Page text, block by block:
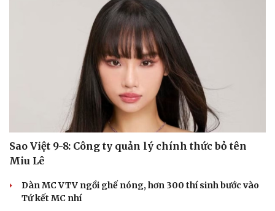
Sao Việt 9-8: Công ty quản lý chính thức bỏ tên
Miu Lê
Dàn MC VTV ngồi ghế nóng, hơn 300 thí sinh bước vào
Tứ kết MC nhí